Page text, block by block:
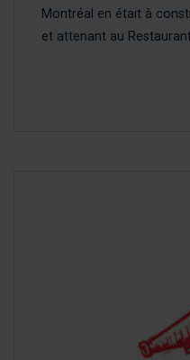
Montréal en était à
et attenant au